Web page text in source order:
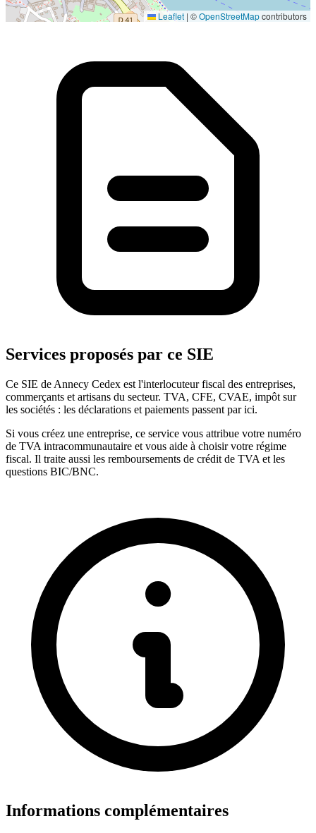
Localisation en cours...
Leaflet | ©OpenStreetMapcontributors
Services proposés par ce SIE
Ce SIE de Annecy Cedex est l'interlocuteur fiscal des entreprises,
commerçants et artisans du secteur. TVA, CFE, CVAE, impôt sur
les sociétés : les déclarations et paiements passent par ici.
Si vous créez une entreprise, ce service vous attribue votre numéro
de TVA intracommunautaire et vous aide à choisir votre régime
fiscal. Il traite aussi les remboursements de crédit de TVA et les
questions BIC/BNC.
Informations complémentaires